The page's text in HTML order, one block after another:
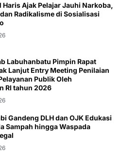
Haris Ajak Pelajar Jauhi Narkoba,
Radikalisme di Sosialisasi
Labuhanbatu Pimpin Rapat
Lanjut Entry Meeting Penilaian
Publik Oleh
RI tahun 2026
Gandeng DLH dan OJK Edukasi
Sampah hingga Waspada